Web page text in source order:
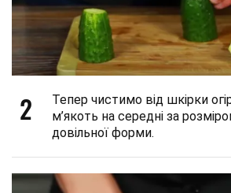
2
Тепер чистимо від шкірки
м’якоть на середні за
довільної форми.